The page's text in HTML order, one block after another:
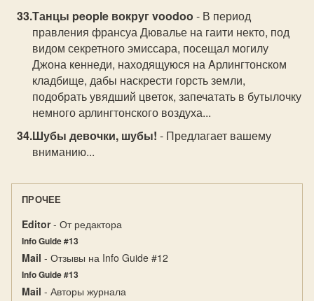
Танцы people вокруг voodoo - В период
правления франсуа Дювалье на гаити некто, под
видом секретного эмиссара, посещал могилу
Джона кеннеди, находящуюся на Aрлингтонском
кладбище, дабы наскрести горсть земли,
подобрать увядший цветок, запечатать в бутылочку
немного арлингтонского воздуха...
Шубы девочки, шубы! - Предлагает вашему
вниманию...
ПРОЧЕЕ
Editor- От редактора
Info Guide #13
Mail - Отзывы на Info Guide #12
Info Guide #13
Mail - Авторы журнала